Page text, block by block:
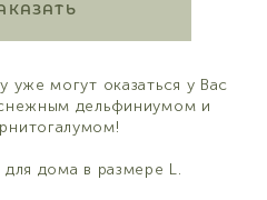
могут оказаться у Вас
дельфиниумом и
дома в размере L.